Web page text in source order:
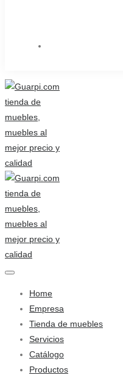
Home
Empresa
Tienda de muebles
Servicios
Catálogo
Productos